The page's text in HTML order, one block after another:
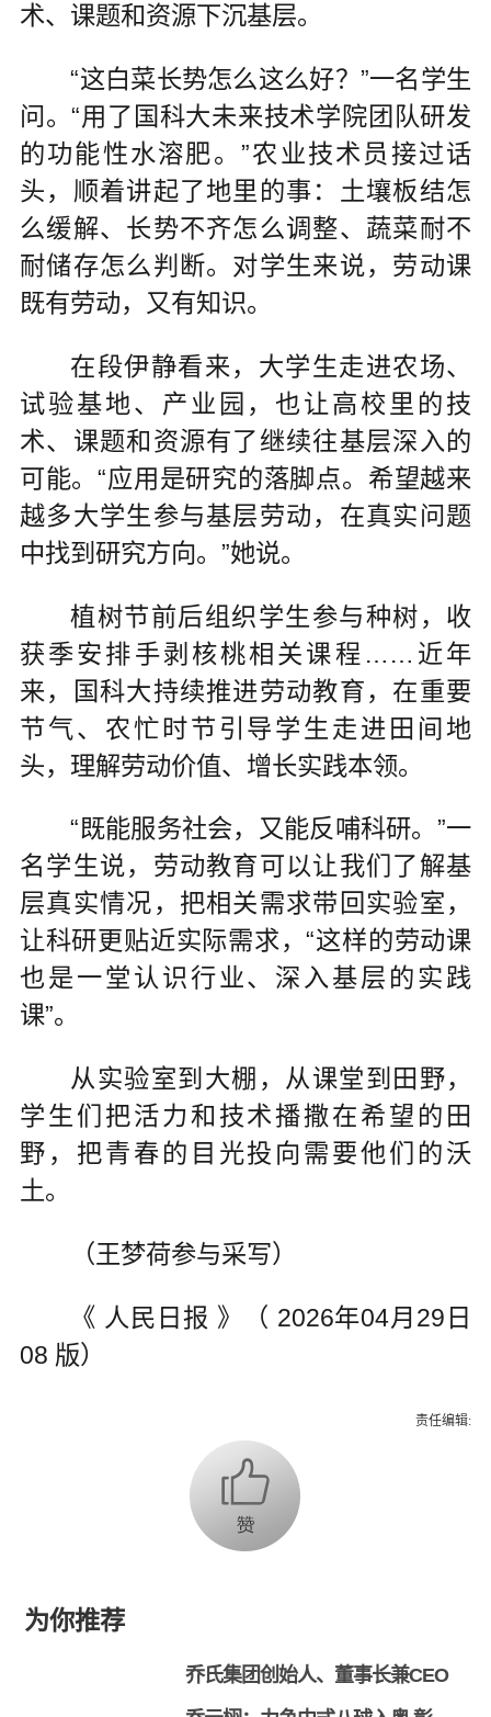
术、课题和资源下沉基层。
“这白菜长势怎么这么好？”一名学生
问。“用了国科大未来技术学院团队研发
的功能性水溶肥。”农业技术员接过话
头，顺着讲起了地里的事：土壤板结怎
么缓解、长势不齐怎么调整、蔬菜耐不
耐储存怎么判断。对学生来说，劳动课
既有劳动，又有知识。
在段伊静看来，大学生走进农场、
试验基地、产业园，也让高校里的技
术、课题和资源有了继续往基层深入的
可能。“应用是研究的落脚点。希望越来
越多大学生参与基层劳动，在真实问题
中找到研究方向。”她说。
植树节前后组织学生参与种树，收
获季安排手剥核桃相关课程……近年
来，国科大持续推进劳动教育，在重要
节气、农忙时节引导学生走进田间地
头，理解劳动价值、增长实践本领。
“既能服务社会，又能反哺科研。”一
名学生说，劳动教育可以让我们了解基
层真实情况，把相关需求带回实验室，
让科研更贴近实际需求，“这样的劳动课
也是一堂认识行业、深入基层的实践
课”。
从实验室到大棚，从课堂到田野，
学生们把活力和技术播撒在希望的田
野，把青春的目光投向需要他们的沃
土。
（王梦荷参与采写）
《 人民日报 》（ 2026年04月29日
08 版）
责任编辑:
为你推荐
乔氏集团创始人、董事长兼CEO